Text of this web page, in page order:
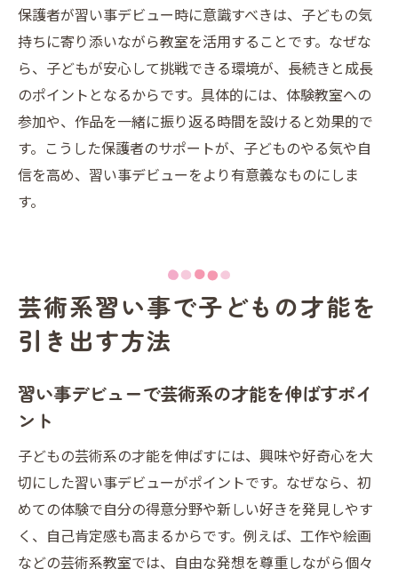
保護者が習い事デビュー時に意識すべきは、子どもの気
持ちに寄り添いながら教室を活用することです。なぜな
ら、子どもが安心して挑戦できる環境が、長続きと成長
のポイントとなるからです。具体的には、体験教室への
参加や、作品を一緒に振り返る時間を設けると効果的で
す。こうした保護者のサポートが、子どものやる気や自
信を高め、習い事デビューをより有意義なものにしま
す。
芸術系習い事で子どもの才能を
引き出す方法
習い事デビューで芸術系の才能を伸ばすポイ
ント
子どもの芸術系の才能を伸ばすには、興味や好奇心を大
切にした習い事デビューがポイントです。なぜなら、初
めての体験で自分の得意分野や新しい好きを発見しやす
く、自己肯定感も高まるからです。例えば、工作や絵画
などの芸術系教室では、自由な発想を尊重しながら個々